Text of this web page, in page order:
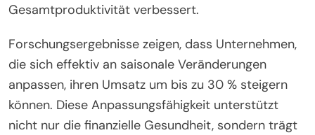
Gesamtproduktivität verbessert.
Forschungsergebnisse zeigen, dass Unternehmen,
die sich effektiv an saisonale Veränderungen
anpassen, ihren Umsatz um bis zu 30 % steigern
können. Diese Anpassungsfähigkeit unterstützt
nicht nur die finanzielle Gesundheit, sondern trägt